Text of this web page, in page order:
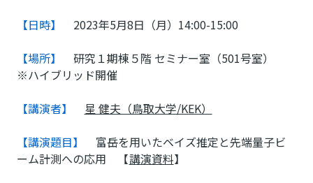
【日時】
2023年5月8日（月）14:00-15:00
【場所】
研究１期棟５階 セミナー室（501号室）
※ハイブリッド開催
【講演者】
星 健夫（鳥取大学/KEK）
【講演題目】
富岳を用いたベイズ推定と先端量子ビ
ーム計測への応用 【講演資料】